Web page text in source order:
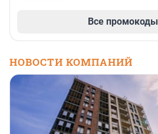
Все промокоды
НОВОСТИ КОМПАНИЙ